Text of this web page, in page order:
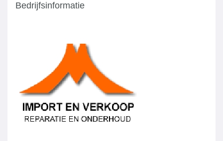
Bedrijfsinformatie